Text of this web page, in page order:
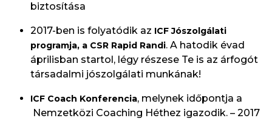
biztosítása
2017-ben is folyatódik az ICF Jószolgálati
programja, a CSR Rapid Randi. A hatodik évad
áprilisban startol, légy részese Te is az árfogót
társadalmi jószolgálati munkának!
ICF Coach Konferencia, melynek időpontja a
Nemzetközi Coaching Héthez igazodik. – 2017